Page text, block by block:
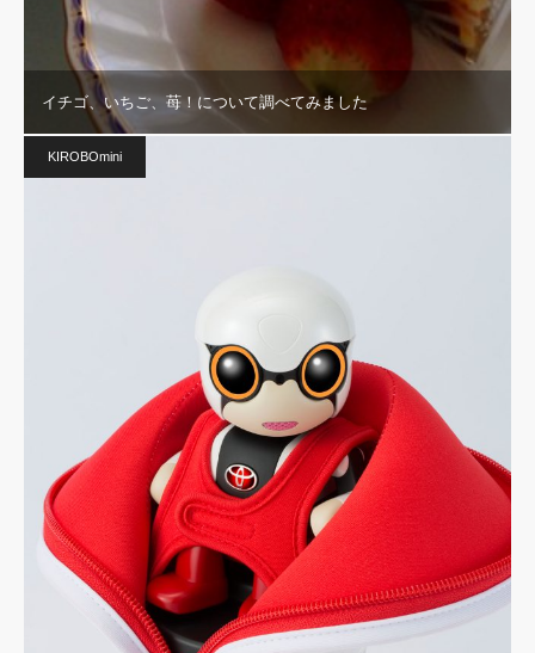
イチゴ、いちご、苺！について調べてみました
KIROBOmini